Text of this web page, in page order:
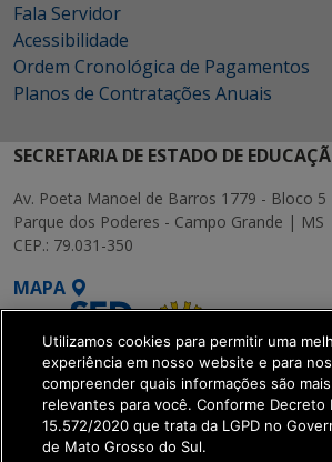
Fala Servidor
Acessibilidade
Ordem Cronológica de Pagamentos
Planos de Contratações Anuais
SECRETARIA DE ESTADO DE
Av. Poeta Manoel de Barros 1779 - Bloco 5
Parque dos Poderes - Campo Grande | MS
CEP.: 79.031-350
MAPA
SETDIG | Secretaria-
Utilizamos cookies para permitir uma
experiência em nosso website e para
compreender quais informações são
relevantes para você. Conforme Decreto
15.572/2020 que trata da LGPD no
de Mato Grosso do Sul.